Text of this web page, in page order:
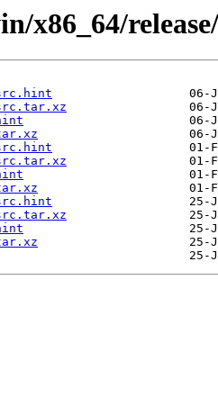
x86_64/